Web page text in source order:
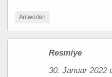
Antworten
Resmiye
30. Januar 2022